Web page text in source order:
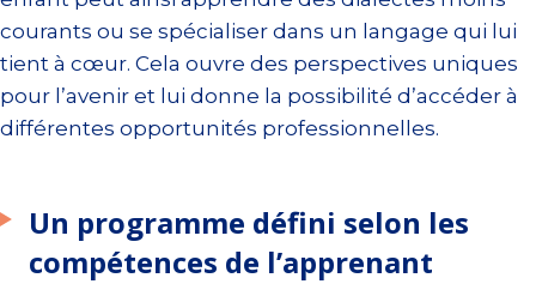
courants ou se spécialiser dans un langage qui lui
tient à cœur. Cela ouvre des perspectives uniques
pour l’avenir et lui donne la possibilité d’accéder à
différentes opportunités professionnelles.
Un programme défini selon les
compétences de l’apprenant